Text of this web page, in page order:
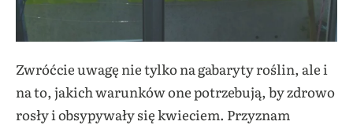
Zwróćcie uwagę nie tylko na gabaryty roślin, ale i
na to, jakich warunków one potrzebują, by zdrowo
rosły i obsypywały się kwieciem. Przyznam